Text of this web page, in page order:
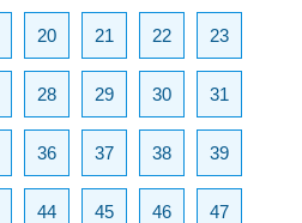
20 21 22 23
28 29 30 31
36 37 38 39
44 45 46 47